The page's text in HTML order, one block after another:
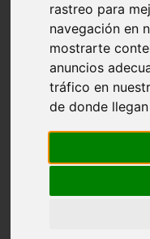
rastreo para
navegación en
mostrarte
anuncios
tráfico en
de donde
Huesca - isábena
Huesca - alquézar
Huesca - castejón-
Sevilla - marinaleda
Córdoba - almedinilla
Navarra - zangoza
Cantabria - arenas-
Barcelona - la-
Las-palmas - yaiza
Valladolid -